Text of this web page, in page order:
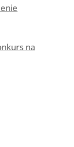
na